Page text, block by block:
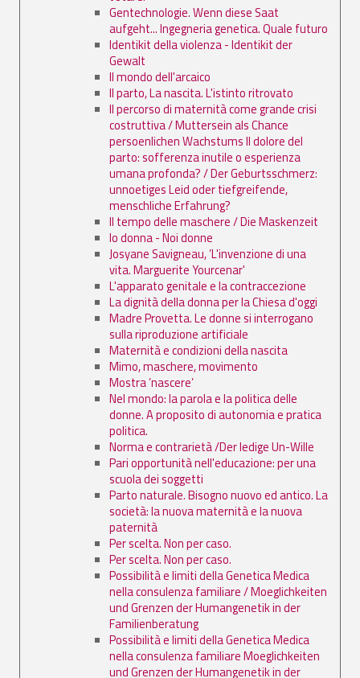
Gentechnologie. Wenn diese Saat
aufgeht... Ingegneria genetica. Quale futuro
Identikit della violenza - Identikit der
Gewalt
Il mondo dell'arcaico
Il parto, La nascita. L'istinto ritrovato
Il percorso di maternità come grande crisi
costruttiva / Muttersein als Chance
persoenlichen Wachstums Il dolore del
parto: sofferenza inutile o esperienza
umana profonda? / Der Geburtsschmerz:
unnoetiges Leid oder tiefgreifende,
menschliche Erfahrung?
Il tempo delle maschere / Die Maskenzeit
Io donna - Noi donne
Josyane Savigneau, ’L'invenzione di una
vita. Marguerite Yourcenar'
L'apparato genitale e la contraccezione
La dignità della donna per la Chiesa d'oggi
Madre Provetta. Le donne si interrogano
sulla riproduzione artificiale
Maternità e condizioni della nascita
Mimo, maschere, movimento
Mostra ’nascere’
Nel mondo: la parola e la politica delle
donne. A proposito di autonomia e pratica
politica.
Norma e contrarietà /Der ledige Un-Wille
Pari opportunità nell'educazione: per una
scuola dei soggetti
Parto naturale. Bisogno nuovo ed antico. La
società: la nuova maternità e la nuova
paternità
Per scelta. Non per caso.
Per scelta. Non per caso.
Possibilità e limiti della Genetica Medica
nella consulenza familiare / Moeglichkeiten
und Grenzen der Humangenetik in der
Familienberatung
Possibilità e limiti della Genetica Medica
nella consulenza familiare Moeglichkeiten
und Grenzen der Humangenetik in der